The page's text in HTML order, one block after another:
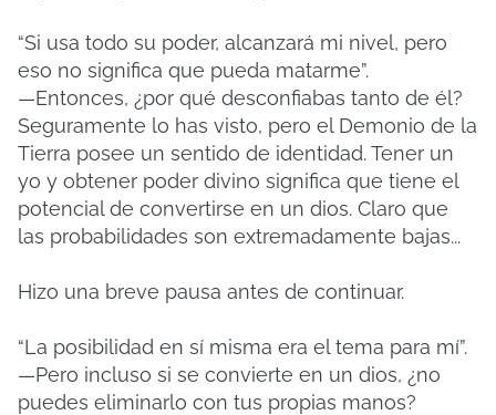
“Si usa todo su poder, alcanzará mi nivel, pero
eso no significa que pueda matarme”.
—Entonces, ¿por qué desconfiabas tanto de él?
Seguramente lo has visto, pero el Demonio de la
Tierra posee un sentido de identidad. Tener un
yo y obtener poder divino significa que tiene el
potencial de convertirse en un dios. Claro que
las probabilidades son extremadamente bajas...
Hizo una breve pausa antes de continuar.
“La posibilidad en sí misma era el tema para mí”.
—Pero incluso si se convierte en un dios, ¿no
puedes eliminarlo con tus propias manos?